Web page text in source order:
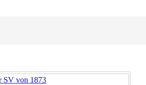
SV von 1873